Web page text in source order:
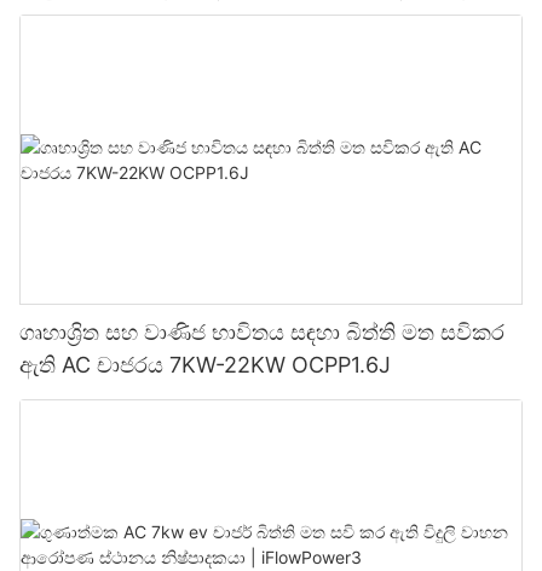
ගෘහාශ්‍රිත සහ වාණිජ භාවිතය සඳහා බිත්ති මත සවිකර
ඇති AC චාජරය 7KW-22KW OCPP1.6J